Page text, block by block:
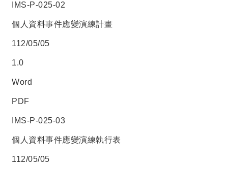
IMS-P-025-02
個人資料事件應變演練計畫
112/05/05
1.0
Word
PDF
IMS-P-025-03
個人資料事件應變演練執行表
112/05/05